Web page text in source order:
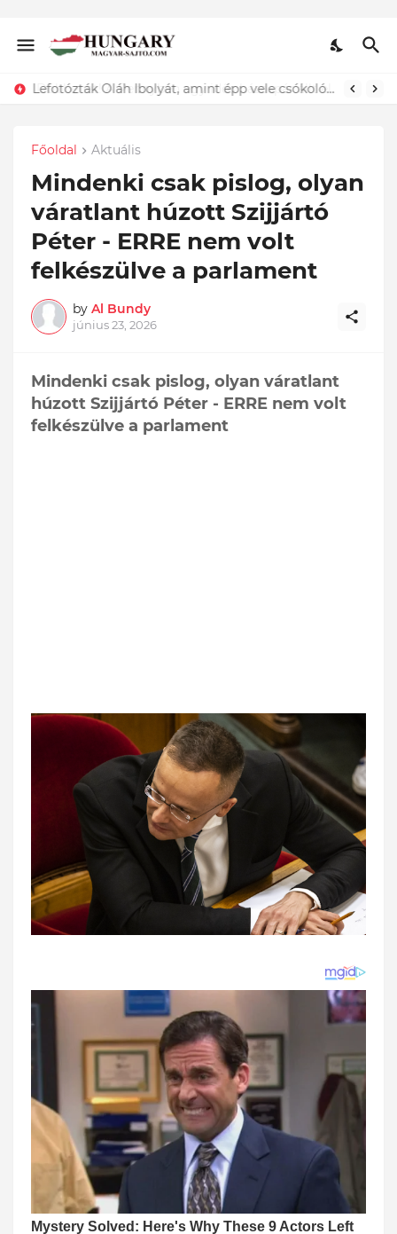
Lefotózták Oláh Ibolyát, amint épp vele csókolózik - EZT nem hiszed el, kinek a karjában kötött ki...ÍME
Főoldal Aktuális
Mindenki csak pislog, olyan
váratlant húzott Szijjártó
Péter - ERRE nem volt
felkészülve a parlament
by Al Bundy
június 23, 2026
Mindenki csak pislog, olyan váratlant
húzott Szijjártó Péter - ERRE nem volt
felkészülve a parlament